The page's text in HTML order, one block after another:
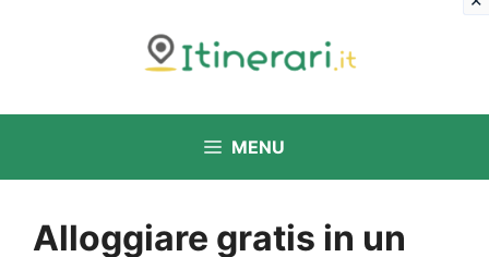
MENU
Alloggiare gratis in un